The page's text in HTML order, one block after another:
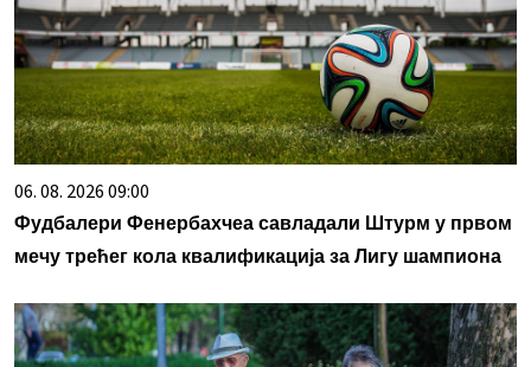
06. 08. 2026 09:00
Фудбалери Фенербахчеа савладали Штурм у првом
мечу трећег кола квалификација за Лигу шампиона